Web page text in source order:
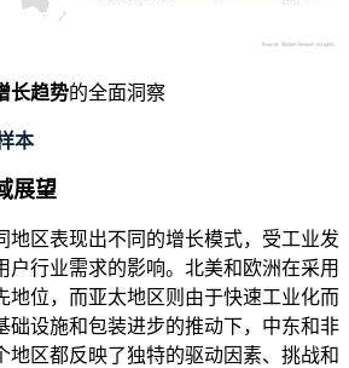
长趋势的全面洞察
本
展望
地区表现出不同的增长模式，受工业发
户行业需求的影响。北美和欧洲在采用
地位，而亚太地区则由于快速工业化而
础设施和包装进步的推动下，中东和非
地区都反映了独特的驱动因素、挑战和